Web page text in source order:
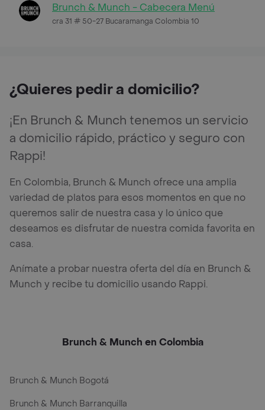
Brunch & Munch - Cabecera Menú
cra 31 # 50-27 Bucaramanga Colombia 10
¿Quieres pedir a domicilio?
¡En Brunch & Munch tenemos un servicio
a domicilio rápido, práctico y seguro con
Rappi!
En Colombia, Brunch & Munch ofrece una amplia
variedad de platos para esos momentos en que no
queremos salir de nuestra casa y lo único que
deseamos es disfrutar de nuestra comida favorita en
casa.
Anímate a probar nuestra oferta del día en Brunch &
Munch y recibe tu domicilio usando Rappi.
Brunch & Munch en Colombia
Brunch & Munch Bogotá
Brunch & Munch Barranquilla